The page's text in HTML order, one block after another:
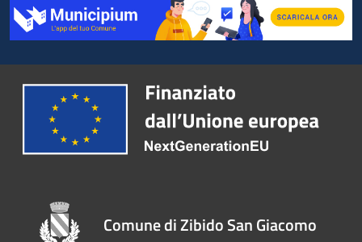
Comune di Zibido San Giacomo